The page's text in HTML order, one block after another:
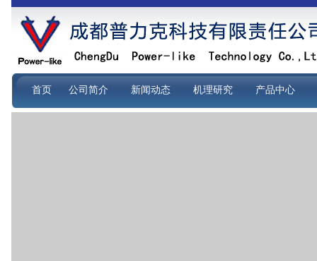
首页 公司简介 新闻动态 机理研究 产品中心